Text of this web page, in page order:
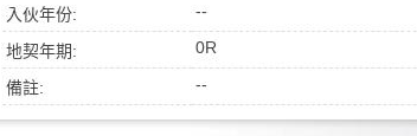
入伙年份:
--
地契年期: 0R
備註: --